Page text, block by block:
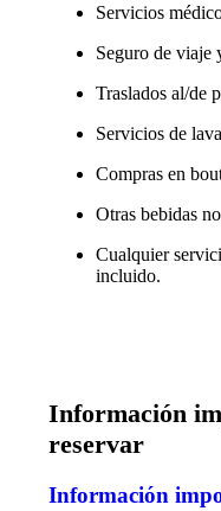
Servicios
Seguro de viaje
Traslados al/de
Servicios de
Compras en
Otras bebidas
Cualquier
incluido.
Información
reservar
Información